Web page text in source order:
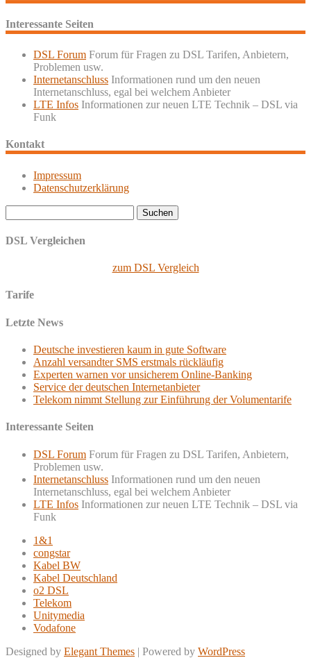
Interessante Seiten
DSL Forum Forum für Fragen zu DSL Tarifen, Anbietern,
Problemen usw.
Internetanschluss Informationen rund um den neuen
Internetanschluss, egal bei welchem Anbieter
LTE Infos Informationen zur neuen LTE Technik – DSL via
Funk
Kontakt
Impressum
Datenschutzerklärung
nach:
DSL Vergleichen
zum DSL Vergleich
Tarife
Letzte News
Deutsche investieren kaum in gute Software
Anzahl versandter SMS erstmals rückläufig
Experten warnen vor unsicherem Online-Banking
Service der deutschen Internetanbieter
Telekom nimmt Stellung zur Einführung der Volumentarife
Interessante Seiten
DSL Forum Forum für Fragen zu DSL Tarifen, Anbietern,
Problemen usw.
Internetanschluss Informationen rund um den neuen
Internetanschluss, egal bei welchem Anbieter
LTE Infos Informationen zur neuen LTE Technik – DSL via
Funk
1&1
congstar
Kabel BW
Kabel Deutschland
o2 DSL
Telekom
Unitymedia
Vodafone
Designed by Elegant Themes | Powered by WordPress